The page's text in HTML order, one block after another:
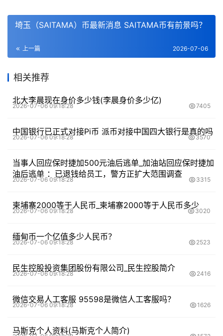
埼玉（SAITAMA）币最新消息 SAITAMA币有前景吗？
上一篇 2026-07-06
相关推荐
北大李晨现在身价多少钱(李晨身价多少亿)
2026-07-06 09:18:28 7405
中国银行已正式对接Pi币 派币对接中国四大银行是真的吗
2026-07-06 09:18:28 3570
当事人回应保时捷加500元油后逃单_加油站回应保时捷加
油后逃单 ：已退钱给员工，警方正扩大范围调查
2026-07-06 09:18:28 3315
柬埔寨2000等于人民币_柬埔寨2000等于人民币多少
2026-07-06 09:18:28 3020
缅甸币一个亿值多少人民币？
2026-07-06 09:18:28 2523
民生控股投资集团股份有限公司_民生控股简介
2026-07-06 09:18:28 2416
微信交易人工客服 95598是微信人工客服吗？
2026-07-06 09:18:28 1626
马斯克个人资料(马斯克个人简介)